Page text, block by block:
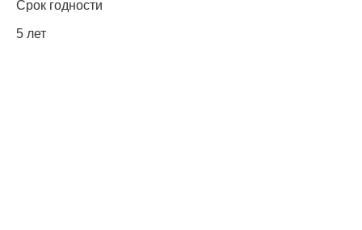
Срок годности
5 лет